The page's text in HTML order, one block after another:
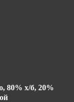
80% х/б, 20%